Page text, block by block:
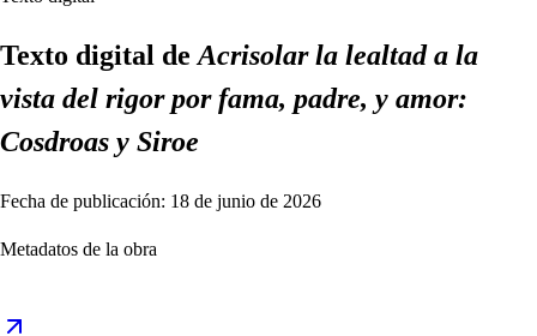
Texto digital deAcrisolar la lealtad a la
vista del rigor por fama, padre, y amor:
Cosdroas y Siroe
Fecha de publicación: 18 de junio de 2026
Metadatos de la obra